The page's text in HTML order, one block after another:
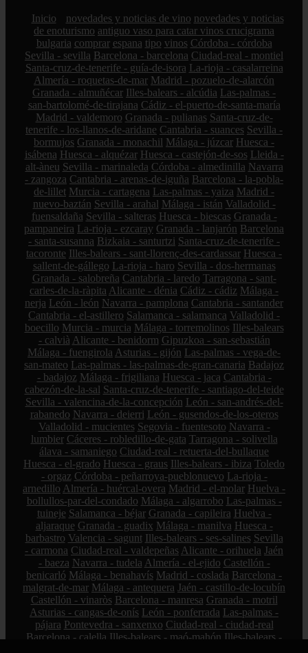
Inicio novedades y noticias de vino novedades y noticias
de enoturismo antiguo vaso para catar vinos crucigrama
bulgaria comprar espana tipo vinos Córdoba - córdoba
Sevilla - sevilla Barcelona - barcelona Ciudad-real - montiel
Santa-cruz-de-tenerife - guía-de-isora La-rioja - casalarreina
Almería - roquetas-de-mar Madrid - pozuelo-de-alarcón
Granada - almuñécar Illes-balears - alcúdia Las-palmas -
san-bartolomé-de-tirajana Cádiz - el-puerto-de-santa-maría
Madrid - valdemoro Granada - pulianas Santa-cruz-de-
tenerife - los-llanos-de-aridane Cantabria - suances Sevilla -
bormujos Granada - monachil Málaga - júzcar Huesca -
isábena Huesca - alquézar Huesca - castejón-de-sos Lleida -
alt-àneu Sevilla - marinaleda Córdoba - almedinilla Navarra
- zangoza Cantabria - arenas-de-iguña Barcelona - la-pobla-
de-lillet Murcia - cartagena Las-palmas - yaiza Madrid -
nuevo-baztán Sevilla - arahal Málaga - istán Valladolid -
fuensaldaña Sevilla - salteras Huesca - biescas Granada -
pampaneira La-rioja - ezcaray Granada - lanjarón Barcelona
- santa-susanna Bizkaia - santurtzi Santa-cruz-de-tenerife -
tacoronte Illes-balears - sant-llorenç-des-cardassar Huesca -
sallent-de-gállego La-rioja - haro Sevilla - dos-hermanas
Granada - salobreña Cantabria - laredo Tarragona - sant-
carles-de-la-ràpita Alicante - dénia Cádiz - cádiz Málaga -
nerja León - león Navarra - pamplona Cantabria - santander
Cantabria - el-astillero Salamanca - salamanca Valladolid -
boecillo Murcia - murcia Málaga - torremolinos Illes-balears
- calvià Alicante - benidorm Gipuzkoa - san-sebastián
Málaga - fuengirola Asturias - gijón Las-palmas - vega-de-
san-mateo Las-palmas - las-palmas-de-gran-canaria Badajoz
- badajoz Málaga - frigiliana Huesca - jaca Cantabria -
cabezón-de-la-sal Santa-cruz-de-tenerife - santiago-del-teide
Sevilla - valencina-de-la-concepción León - san-andrés-del-
rabanedo Navarra - deierri León - gusendos-de-los-oteros
Valladolid - mucientes Segovia - fuentesoto Navarra -
lumbier Cáceres - robledillo-de-gata Tarragona - solivella
álava - samaniego Ciudad-real - retuerta-del-bullaque
Huesca - el-grado Huesca - graus Illes-balears - ibiza Toledo
- orgaz Córdoba - peñarroya-pueblonuevo La-rioja -
arnedillo Almería - huércal-overa Madrid - el-molar Huelva -
bollullos-par-del-condado Málaga - algarrobo Las-palmas -
tuineje Salamanca - béjar Granada - capileira Huelva -
aljaraque Granada - guadix Málaga - manilva Huesca -
barbastro Valencia - sagunt Illes-balears - ses-salines Sevilla
- carmona Ciudad-real - valdepeñas Alicante - orihuela Jaén
- baeza Navarra - tudela Almería - el-ejido Castellón -
benicarló Málaga - benahavís Madrid - coslada Barcelona -
malgrat-de-mar Málaga - antequera Jaén - castillo-de-locubín
Castellón - vinaròs Barcelona - manresa Granada - motril
Asturias - cangas-de-onís León - ponferrada Las-palmas -
pájara Pontevedra - sanxenxo Ciudad-real - ciudad-real
Barcelona - calella Illes-balears - maó-mahón Illes-balears -